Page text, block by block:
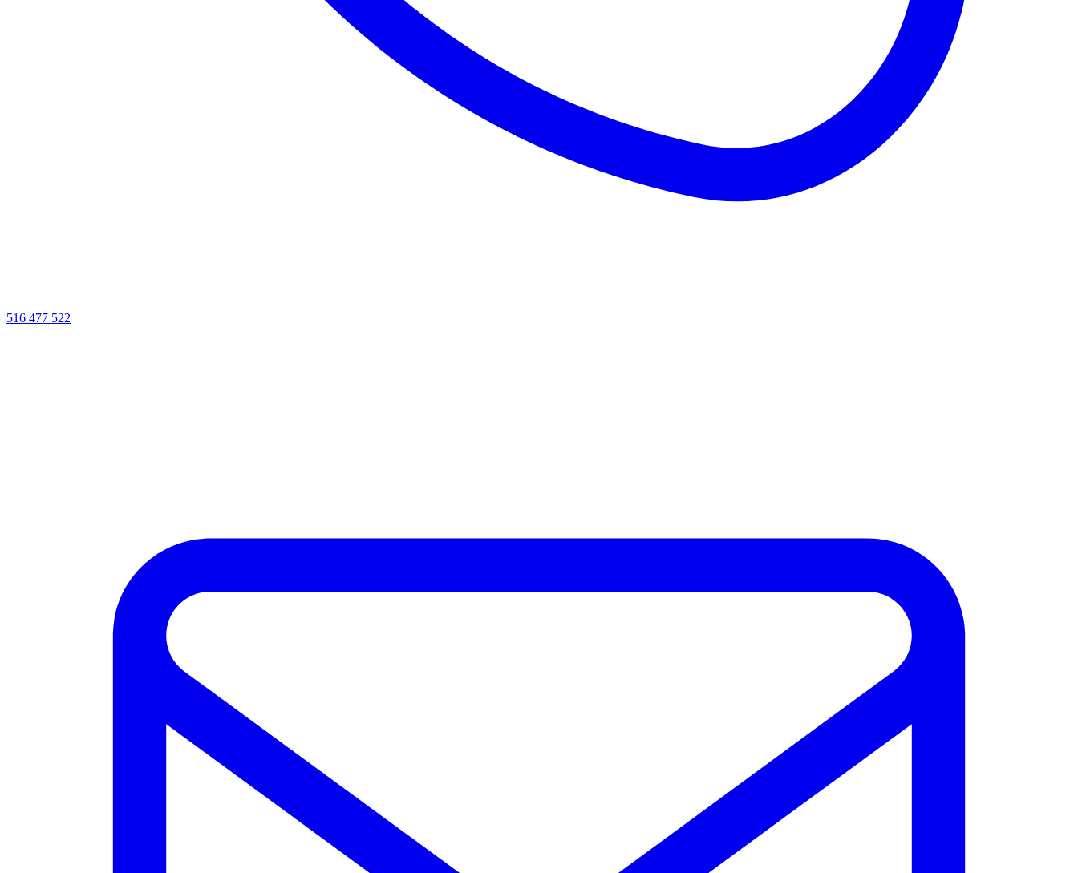
516 477 522